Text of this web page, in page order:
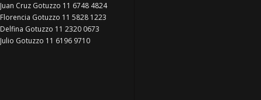
Juan Cruz Gotuzzo 11 6748 4824
Florencia Gotuzzo 11 5828 1223
Delfina Gotuzzo 11 2320 0673
Julio Gotuzzo 11 6196 9710